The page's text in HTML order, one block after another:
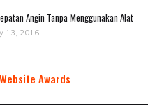
Angin Tanpa Menggunakan Alat
13, 2016